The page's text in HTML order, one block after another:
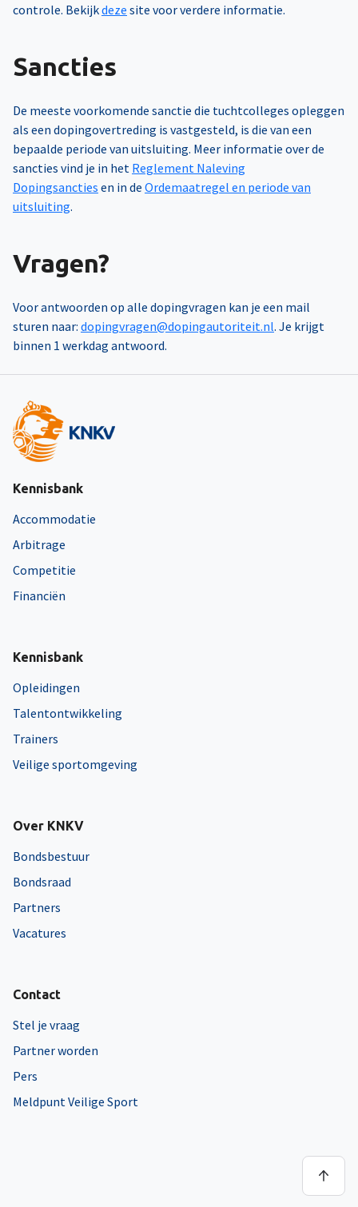
controle. Bekijkdeze site voor verdere informatie.
Sancties
De meeste voorkomende sanctie die tuchtcolleges opleggen
als een dopingovertreding is vastgesteld, is die van een
bepaalde periode van uitsluiting. Meer informatie over de
sancties vind je in het Reglement Naleving
Dopingsancties en in de Ordemaatregel en periode van
uitsluiting.
Vragen?
Voor antwoorden op alle dopingvragen kan je een mail
sturen naar: dopingvragen@dopingautoriteit.nl. Je krijgt
binnen 1 werkdag antwoord.
Kennisbank
Accommodatie
Arbitrage
Competitie
Financiën
Kennisbank
Opleidingen
Talentontwikkeling
Trainers
Veilige sportomgeving
Over KNKV
Bondsbestuur
Bondsraad
Partners
Vacatures
Contact
Stel je vraag
Partner worden
Pers
Meldpunt Veilige Sport